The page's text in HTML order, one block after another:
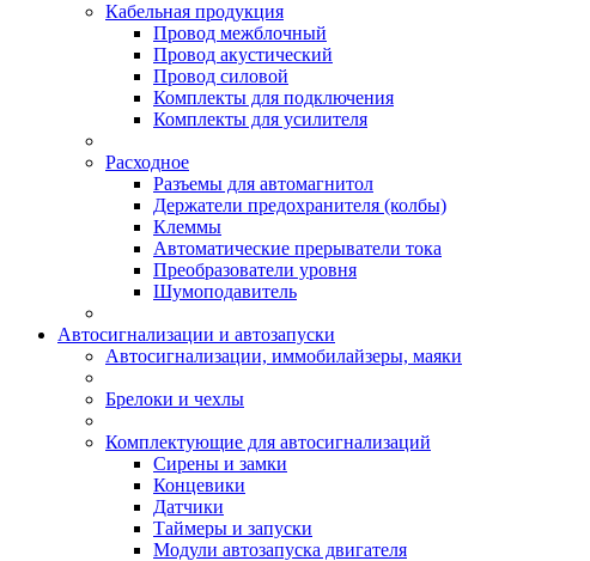
Кабельная продукция
Провод межблочный
Провод акустический
Провод силовой
Комплекты для подключения
Комплекты для усилителя
Расходное
Разъемы для автомагнитол
Держатели предохранителя (колбы)
Клеммы
Автоматические прерыватели тока
Преобразователи уровня
Шумоподавитель
Автосигнализации и автозапуски
Автосигнализации, иммобилайзеры, маяки
Брелоки и чехлы
Комплектующие для автосигнализаций
Сирены и замки
Концевики
Датчики
Таймеры и запуски
Модули автозапуска двигателя